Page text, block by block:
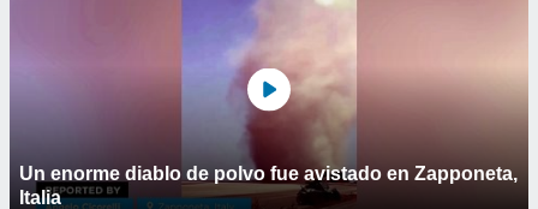
Un enorme diablo de polvo fue avistado en Zapponeta,
Italia